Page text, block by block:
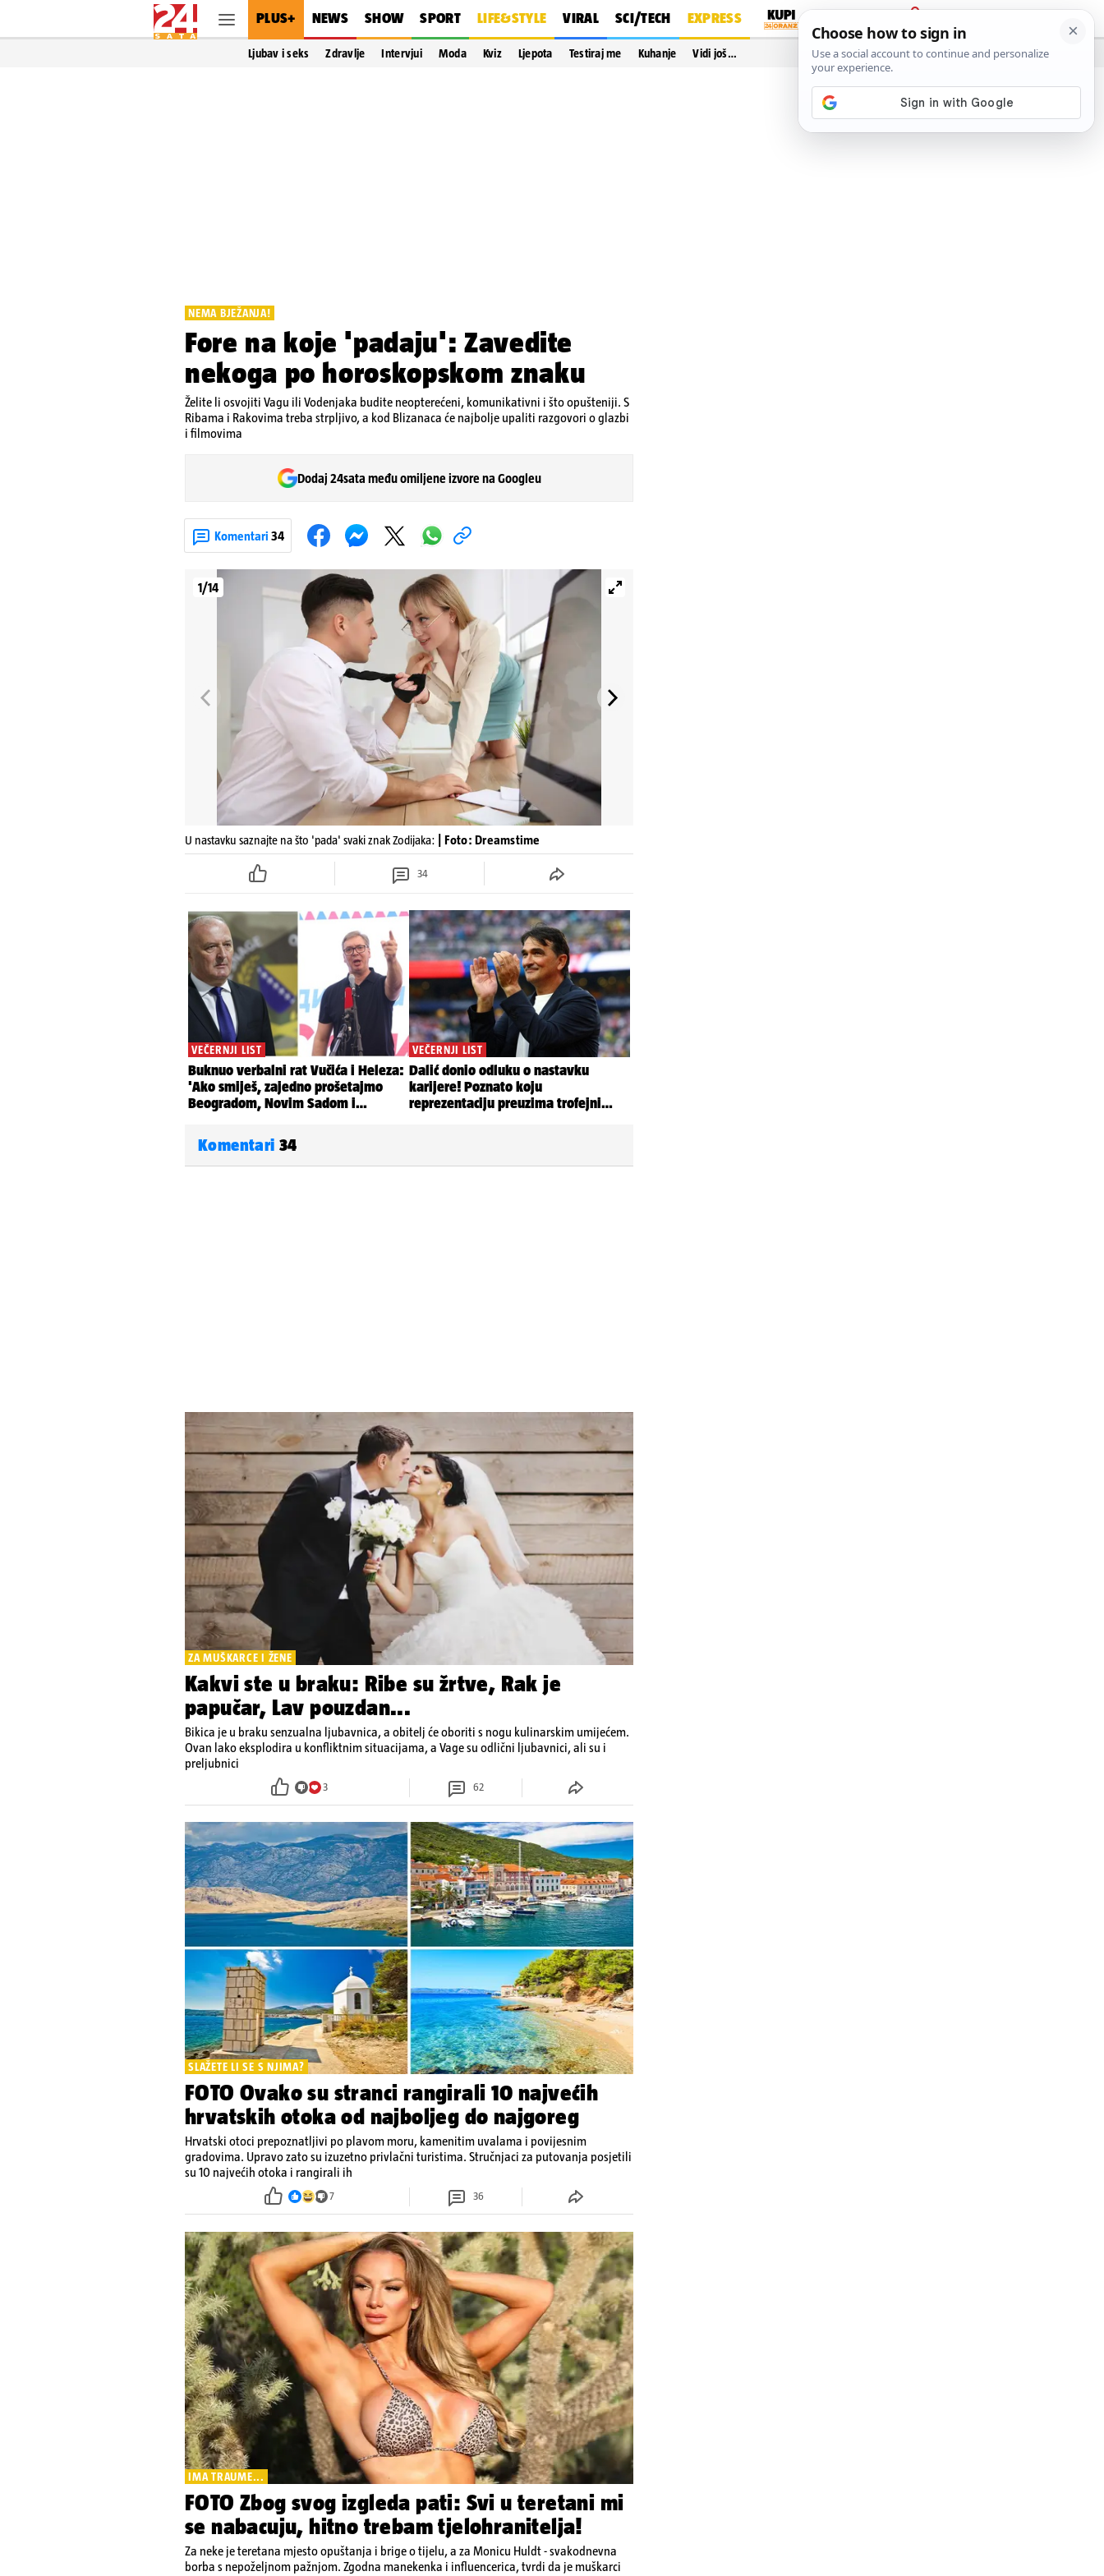
PLUS+ NEWS SHOW SPORT LIFE&STYLE VIRAL SCI/TECH EXPRESS
PRIJAVA
Ljubav i seks Zdravlje Intervjui Moda Kviz Ljepota Testiraj me Kuhanje Vidi još…
NEMA BJEŽANJA!
Fore na koje 'padaju': Zavedite
nekoga po horoskopskom znaku
Želite li osvojiti Vagu ili Vodenjaka budite neopterećeni, komunikativni i što opušteniji. S
Ribama i Rakovima treba strpljivo, a kod Blizanaca će najbolje upaliti razgovori o glazbi
i filmovima
Dodaj 24sata među omiljene izvore na Googleu
Komentari 34
1/14
​U nastavku saznajte na što 'pada' svaki znak Zodijaka: | Foto: Dreamstime
34
Komentari 34
ZA MUŠKARCE I ŽENE
Kakvi ste u braku: Ribe su žrtve, Rak je
papučar, Lav pouzdan...
Bikica je u braku senzualna ljubavnica, a obitelj će oboriti s nogu kulinarskim umijećem.
Ovan lako eksplodira u konfliktnim situacijama, a Vage su odlični ljubavnici, ali su i
preljubnici
3 62
SLAŽETE LI SE S NJIMA?
FOTO Ovako su stranci rangirali 10 najvećih
hrvatskih otoka od najboljeg do najgoreg
Hrvatski otoci prepoznatljivi po plavom moru, kamenitim uvalama i povijesnim
gradovima. Upravo zato su izuzetno privlačni turistima. Stručnjaci za putovanja posjetili
su 10 najvećih otoka i rangirali ih
7 36
IMA TRAUME...
FOTO Zbog svog izgleda pati: Svi u teretani mi
se nabacuju, hitno trebam tjelohranitelja!
Za neke je teretana mjesto opuštanja i brige o tijelu, a za Monicu Huldt - svakodnevna
borba s nepoželjnom pažnjom. Zgodna manekenka i influencerica, tvrdi da je muškarci